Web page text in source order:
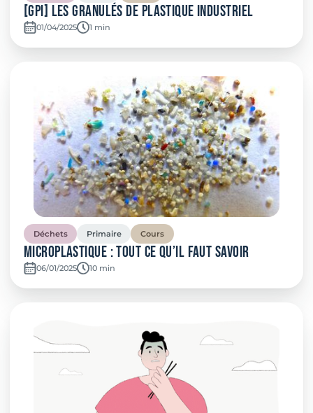
[GPI] Les Granulés de plastique industriel
01/04/2025 Temps de lecture:
1 min
Déchets Primaire Cours
Microplastique : Tout ce qu’il faut savoir
06/01/2025 Temps de lecture:
10 min